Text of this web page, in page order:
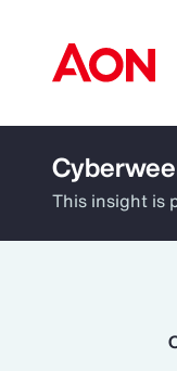
How can
This insight is